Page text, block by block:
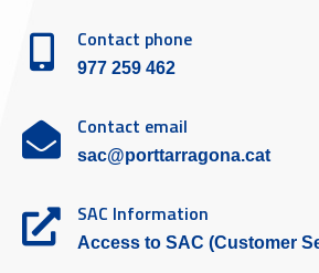
Contact phone
977 259 462
Contact email
sac@porttarragona.cat
SAC Information
Access to SAC (Customer